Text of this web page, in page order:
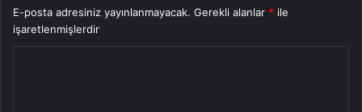
E-posta adresiniz yayınlanmayacak. Gerekli alanlar * ile
işaretlenmişlerdir